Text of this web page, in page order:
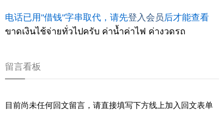
电话已用"借钱"字串取代，请先登入会员 后才能查看
ขาดเงินไช้จ่ายทั่วไปครับ ค่าน้ำค่าไฟ ค่างวดรถ
留言看板
目前尚未任何回文留言，请直接填写下方线上加入回文表单